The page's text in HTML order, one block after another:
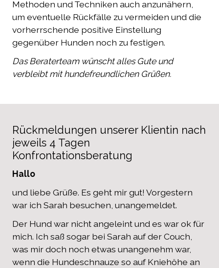
Methoden und Techniken auch anzunähern,
um eventuelle Rückfälle zu vermeiden und die
vorherrschende positive Einstellung
gegenüber Hunden noch zu festigen.
Das Beraterteam wünscht alles Gute und
verbleibt mit hundefreundlichen Grüßen.
Rückmeldungen unserer Klientin nach
jeweils 4 Tagen
Konfrontationsberatung
Hallo
und liebe Grüße. Es geht mir gut! Vorgestern
war ich Sarah besuchen, unangemeldet.
Der Hund war nicht angeleint und es war ok für
mich. Ich saß sogar bei Sarah auf der Couch,
was mir doch noch etwas unangenehm war,
wenn die Hundeschnauze so auf Kniehöhe an